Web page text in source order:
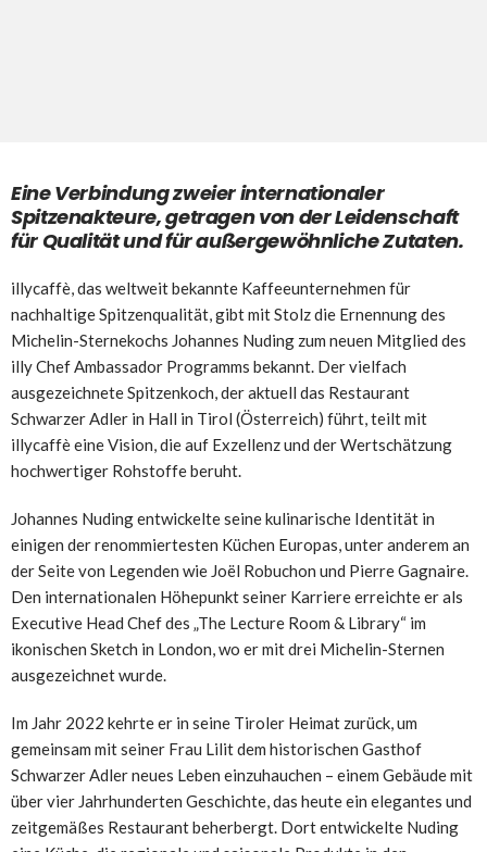
Eine Verbindung zweier internationaler
Spitzenakteure, getragen von der Leidenschaft
für Qualität und für außergewöhnliche Zutaten.
illycaffè, das weltweit bekannte Kaffeeunternehmen für
nachhaltige Spitzenqualität, gibt mit Stolz die Ernennung des
Michelin-Sternekochs Johannes Nuding zum neuen Mitglied des
illy Chef Ambassador Programms bekannt. Der vielfach
ausgezeichnete Spitzenkoch, der aktuell das Restaurant
Schwarzer Adler in Hall in Tirol (Österreich) führt, teilt mit
illycaffè eine Vision, die auf Exzellenz und der Wertschätzung
hochwertiger Rohstoffe beruht.
Johannes Nuding entwickelte seine kulinarische Identität in
einigen der renommiertesten Küchen Europas, unter anderem an
der Seite von Legenden wie Joël Robuchon und Pierre Gagnaire.
Den internationalen Höhepunkt seiner Karriere erreichte er als
Executive Head Chef des „The Lecture Room & Library“ im
ikonischen Sketch in London, wo er mit drei Michelin-Sternen
ausgezeichnet wurde.
Im Jahr 2022 kehrte er in seine Tiroler Heimat zurück, um
gemeinsam mit seiner Frau Lilit dem historischen Gasthof
Schwarzer Adler neues Leben einzuhauchen – einem Gebäude mit
über vier Jahrhunderten Geschichte, das heute ein elegantes und
zeitgemäßes Restaurant beherbergt. Dort entwickelte Nuding